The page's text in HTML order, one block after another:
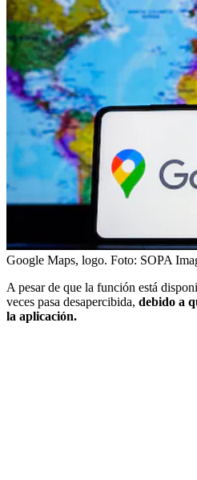
Google Maps, logo. Foto: SOPA
A pesar de que la función está
veces pasa desapercibida, debido a
la aplicación.